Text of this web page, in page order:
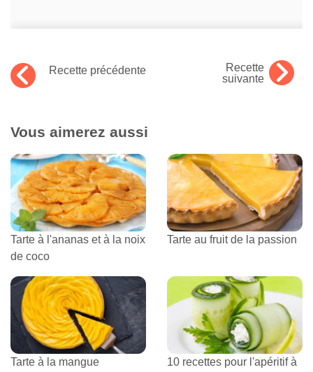
Recette précédente
Recette
suivante
Vous aimerez aussi
Tarte à l'ananas et à la noix
de coco
Tarte au fruit de la passion
Tarte à la mangue
10 recettes pour l'apéritif à